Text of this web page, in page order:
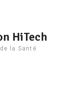
HiTech
la Santé